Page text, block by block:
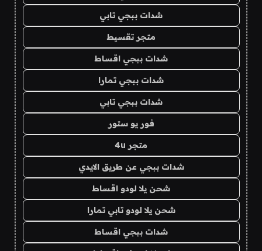
شدات ببجي تابي
متجر تقسيط
شدات ببجي اقساط
شدات ببجي تمارا
شدات ببجي تابي
فور يو ستور
متجر 4u
شدات ببجي عن طريق الايدي
شحن يلا لودو اقساط
شحن يلا لودو تابي تمارا
شدات ببجي اقساط